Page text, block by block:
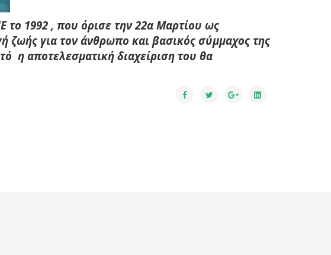
1992 , που όρισε την 22α Μαρτίου ως
ζωής για τον άνθρωπο και βασικός σύμμαχος της
η αποτελεσματική διαχείριση του θα